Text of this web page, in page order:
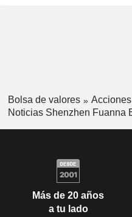
Bolsa de valores Acciones
Noticias Shenzhen Fuanna
Más de 20 años
a tu lado